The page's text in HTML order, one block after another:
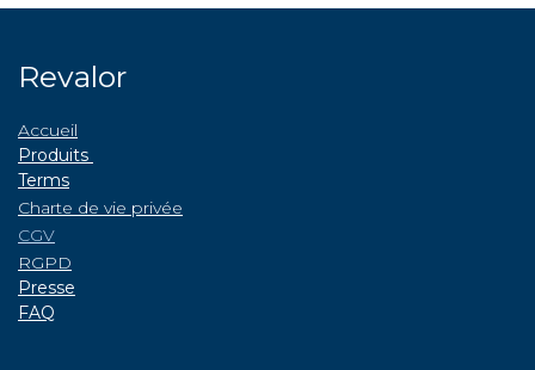
Revalor
Accueil
Produits
Terms
Charte de vie privée
CGV
RGPD
Presse
FAQ